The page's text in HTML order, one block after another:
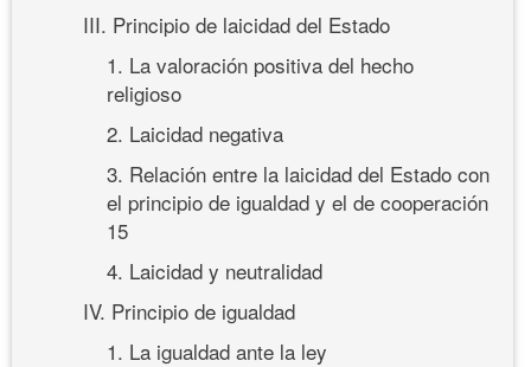
III. Principio de laicidad del Estado
1. La valoración positiva del hecho
religioso
2. Laicidad negativa
3. Relación entre la laicidad del Estado con
el principio de igualdad y el de cooperación
15
4. Laicidad y neutralidad
IV. Principio de igualdad
1. La igualdad ante la ley